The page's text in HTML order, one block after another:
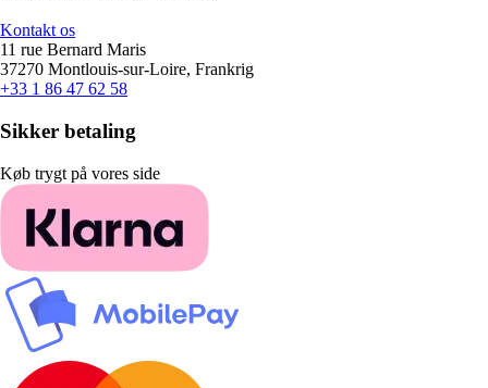
Kontakt os
11 rue Bernard Maris
37270 Montlouis-sur-Loire, Frankrig
+33 1 86 47 62 58
Sikker betaling
Køb trygt på vores side